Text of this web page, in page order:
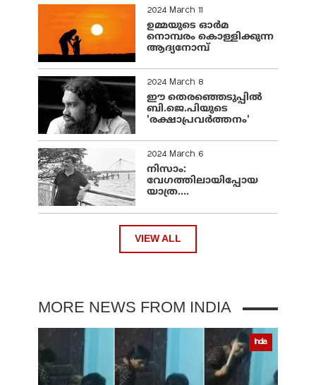
2024 March 11
ഉമ്മയുടെ ഓർമ
നൊമ്പരം കൊള്ളിക്കുന്ന
ആദ്യനോമ്പ്
2024 March 8
ഈ തെരഞ്ഞെടുപ്പില്‍
ബി.ജെ.പിയുടെ
'രക്ഷാപ്രവര്‍ത്തനം'
2024 March 6
നിസാം:
വേഗത്തിലായിപ്പോയ
യാത്ര....
VIEW ALL
MORE NEWS FROM INDIA
India